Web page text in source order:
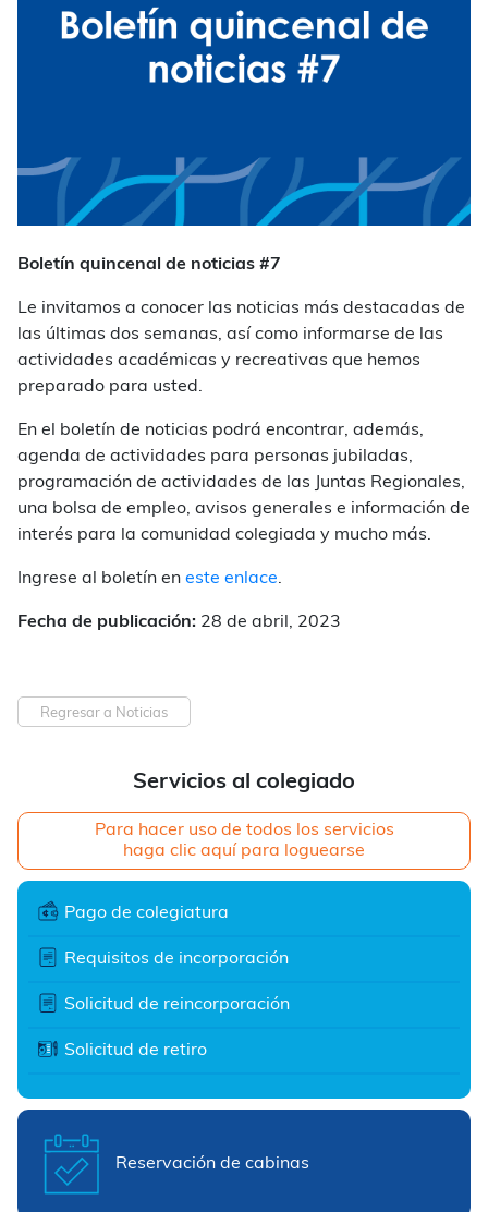
Servicios al colegiado
Para hacer uso de todos los servicios
haga clic aquí para loguearse
Pago de colegiatura
Requisitos de incorporación
Solicitud de reincorporación
Solicitud de retiro
Reservación de cabinas
Boletín quincenal de noticias #7
Le invitamos a conocer las noticias más destacadas de
las últimas dos semanas, así como informarse de las
actividades académicas y recreativas que hemos
preparado para usted.
En el boletín de noticias podrá encontrar, además,
agenda de actividades para personas jubiladas,
programación de actividades de las Juntas Regionales,
una bolsa de empleo, avisos generales e información de
interés para la comunidad colegiada y mucho más.
Ingrese al boletín en este enlace.
Fecha de publicación: 28 de abril, 2023
Regresar a Noticias